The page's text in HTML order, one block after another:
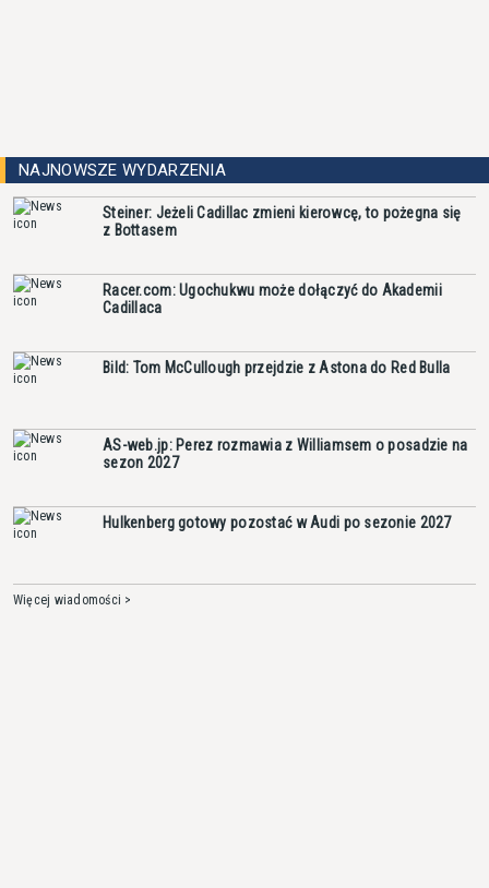
NAJNOWSZE WYDARZENIA
Steiner: Jeżeli Cadillac zmieni kierowcę, to pożegna się
z Bottasem
Racer.com: Ugochukwu może dołączyć do Akademii
Cadillaca
Bild: Tom McCullough przejdzie z Astona do Red Bulla
AS-web.jp: Perez rozmawia z Williamsem o posadzie na
sezon 2027
Hulkenberg gotowy pozostać w Audi po sezonie 2027
Więcej wiadomości >